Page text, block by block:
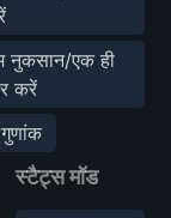
नुकसान/एक ही
करें
स्टैट्स मॉड